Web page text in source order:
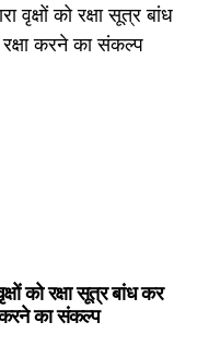
को रक्षा सूत्र बांध कर
करने का संकल्प